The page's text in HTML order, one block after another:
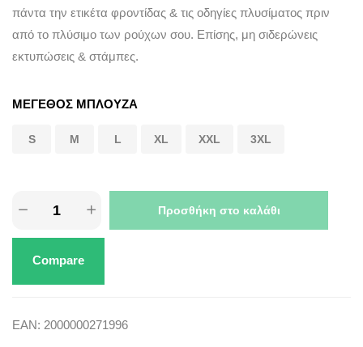
πάντα την ετικέτα φροντίδας & τις οδηγίες πλυσίματος πριν
από το πλύσιμο των ρούχων σου. Επίσης, μη σιδερώνεις
εκτυπώσεις & στάμπες.
ΜΕΓΕΘΟΣ ΜΠΛΟΥΖΑ
S M L XL XXL 3XL
Προσθήκη στο καλάθι
Compare
EAN: 2000000271996